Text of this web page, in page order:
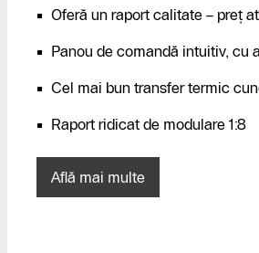
Oferă un raport calitate – preț
Panou de comandă intuitiv, cu
Cel mai bun transfer termic
Raport ridicat de modulare 1:8
Află mai multe